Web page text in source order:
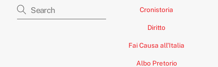
Cronistoria
Diritto
Fai Causa all’Italia
Albo Pretorio